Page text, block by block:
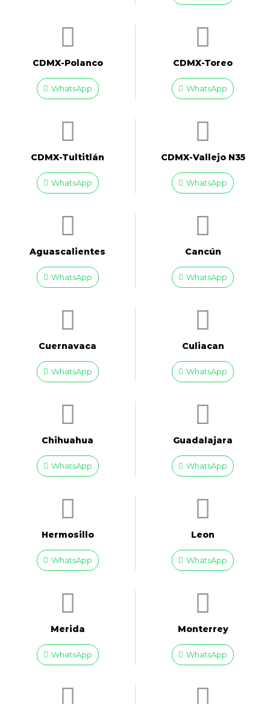
CDMX-Polanco
WhatsApp
CDMX-Toreo
WhatsApp
CDMX-Tultitlán
WhatsApp
CDMX-Vallejo N35
WhatsApp
Aguascalientes
WhatsApp
Cancún
WhatsApp
Cuernavaca
WhatsApp
Culiacan
WhatsApp
Chihuahua
WhatsApp
Guadalajara
WhatsApp
Hermosillo
WhatsApp
Leon
WhatsApp
Merida
WhatsApp
Monterrey
WhatsApp